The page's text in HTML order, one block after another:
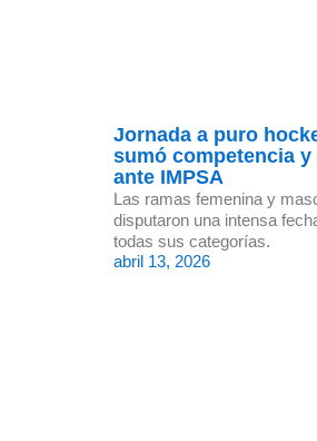
Jornada a puro
sumó competencia
ante IMPSA
Las ramas femenina y
disputaron una intensa
todas sus categorías.
abril 13, 2026